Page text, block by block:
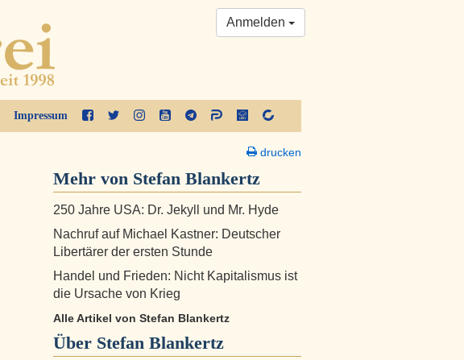
Impressum
Anmelden
drucken
Mehr von Stefan Blankertz
250 Jahre USA: Dr. Jekyll und Mr. Hyde
Nachruf auf Michael Kastner: Deutscher
Libertärer der ersten Stunde
Handel und Frieden: Nicht Kapitalismus ist
die Ursache von Krieg
Alle Artikel von Stefan Blankertz
Über Stefan Blankertz